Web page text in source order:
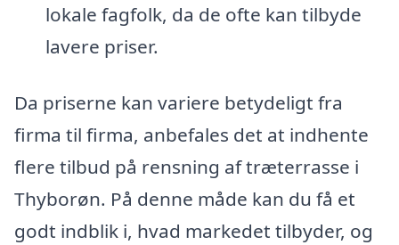
lokale fagfolk, da de ofte kan tilbyde
lavere priser.
Da priserne kan variere betydeligt fra
firma til firma, anbefales det at indhente
flere tilbud på rensning af træterrasse i
Thyborøn. På denne måde kan du få et
godt indblik i, hvad markedet tilbyder, og